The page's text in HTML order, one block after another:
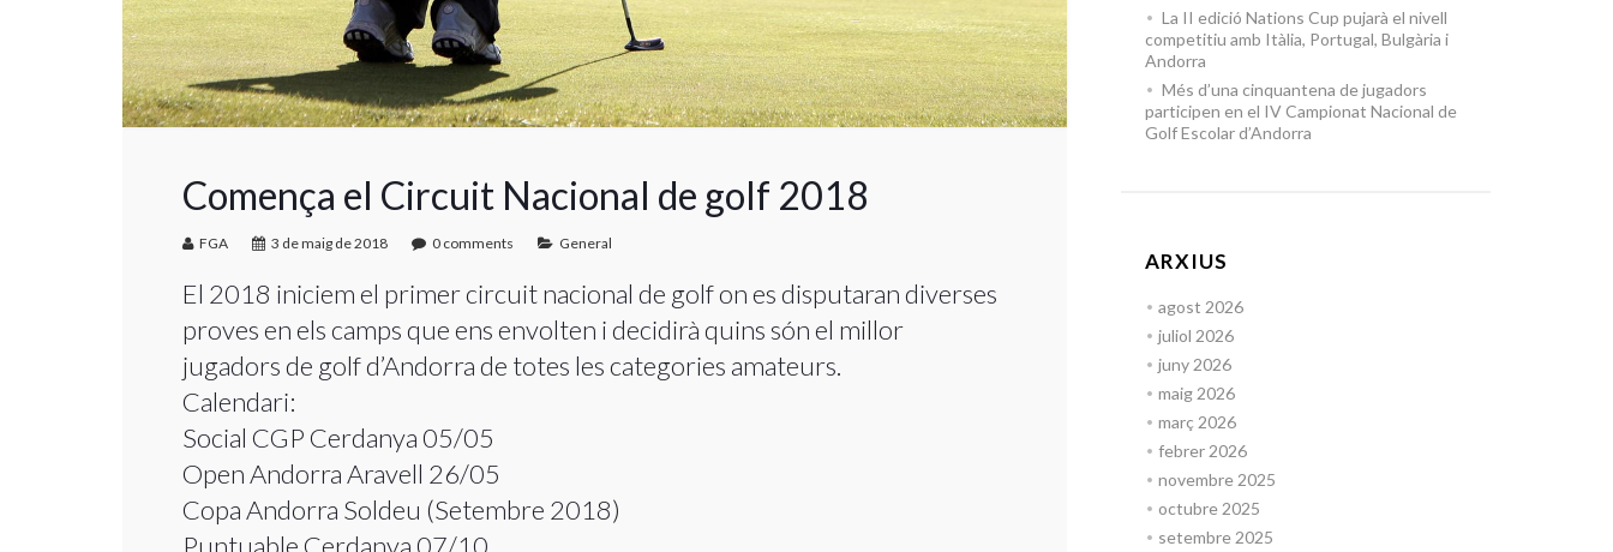
Comença el Circuit Nacional de golf 2018
FGA 3 de maig de 2018 0 comments General
El 2018 iniciem el primer circuit nacional de golf on es disputaran diverses
proves en els camps que ens envolten i decidirà quins són el millor
jugadors de golf d’Andorra de totes les categories amateurs.
Calendari:
Social CGP Cerdanya 05/05
Open Andorra Aravell 26/05
Copa Andorra Soldeu (Setembre 2018)
La II edició Nations Cup pujarà el nivell
competitiu amb Itàlia, Portugal, Bulgària i
Andorra
Més d’una cinquantena de jugadors
participen en el IV Campionat Nacional de
Golf Escolar d’Andorra
ARXIUS
agost 2026
juliol 2026
juny 2026
maig 2026
març 2026
febrer 2026
novembre 2025
octubre 2025
setembre 2025